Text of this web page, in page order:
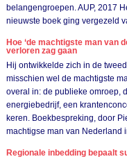
belangengroepen. AUP, 2017
nieuwste boek ging vergezeld
Hoe ‘de machtigste man van
verloren zag gaan
Hij ontwikkelde zich in de
misschien wel de machtigste
overal in: de publieke omroep,
energiebedrijf, een
keren. Boekbespreking, door
machtigse man van Nederland
Regionale inbedding bepaalt